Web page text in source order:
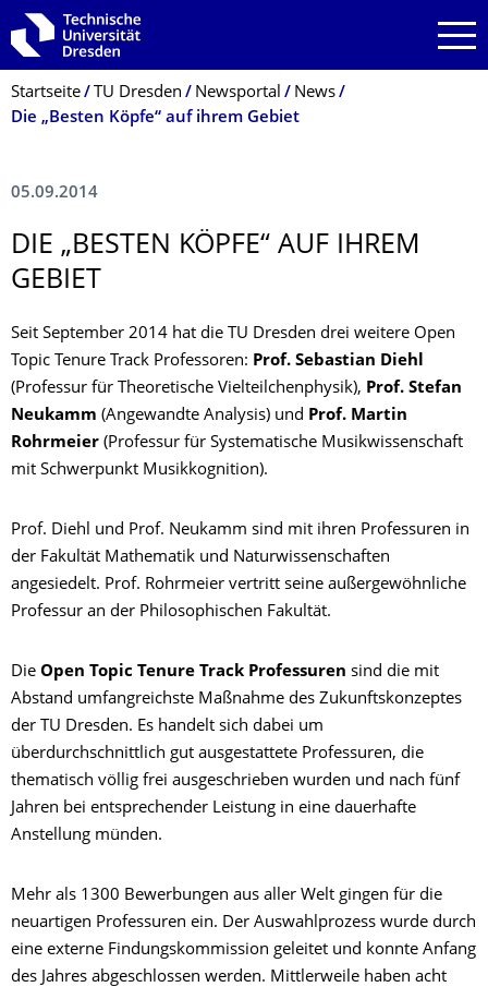
Zur Hauptnavigation springen
Zur Suche springen
Zum Inhalt springen
Breadcrumb-Menü
Startseite TU Dresden Newsportal
News
Die „Besten Köpfe“ auf ihrem Gebiet
05.09.2014
DIE „BESTEN KÖPFE“ AUF IHREM
GEBIET
Seit September 2014 hat die TU Dresden drei weitere Open
Topic Tenure Track Professoren: Prof. Sebastian Diehl
(Professur für Theoretische Vielteilchenphysik), Prof. Stefan
Neukamm (Angewandte Analysis) und Prof. Martin
Rohrmeier (Professur für Systematische Musikwissenschaft
mit Schwerpunkt Musikkognition).
Prof. Diehl und Prof. Neukamm sind mit ihren Professuren in
der Fakultät Mathematik und Naturwissenschaften
angesiedelt. Prof. Rohrmeier vertritt seine außergewöhnliche
Professur an der Philosophischen Fakultät.
Die Open Topic Tenure Track Professuren sind die mit
Abstand umfangreichste Maßnahme des Zukunftskonzeptes
der TU Dresden. Es handelt sich dabei um
überdurchschnittlich gut ausgestattete Professuren, die
thematisch völlig frei ausgeschrieben wurden und nach fünf
Jahren bei entsprechender Leistung in eine dauerhafte
Anstellung münden.
Mehr als 1300 Bewerbungen aus aller Welt gingen für die
neuartigen Professuren ein. Der Auswahlprozess wurde durch
eine externe Findungskommission geleitet und konnte Anfang
des Jahres abgeschlossen werden. Mittlerweile haben acht